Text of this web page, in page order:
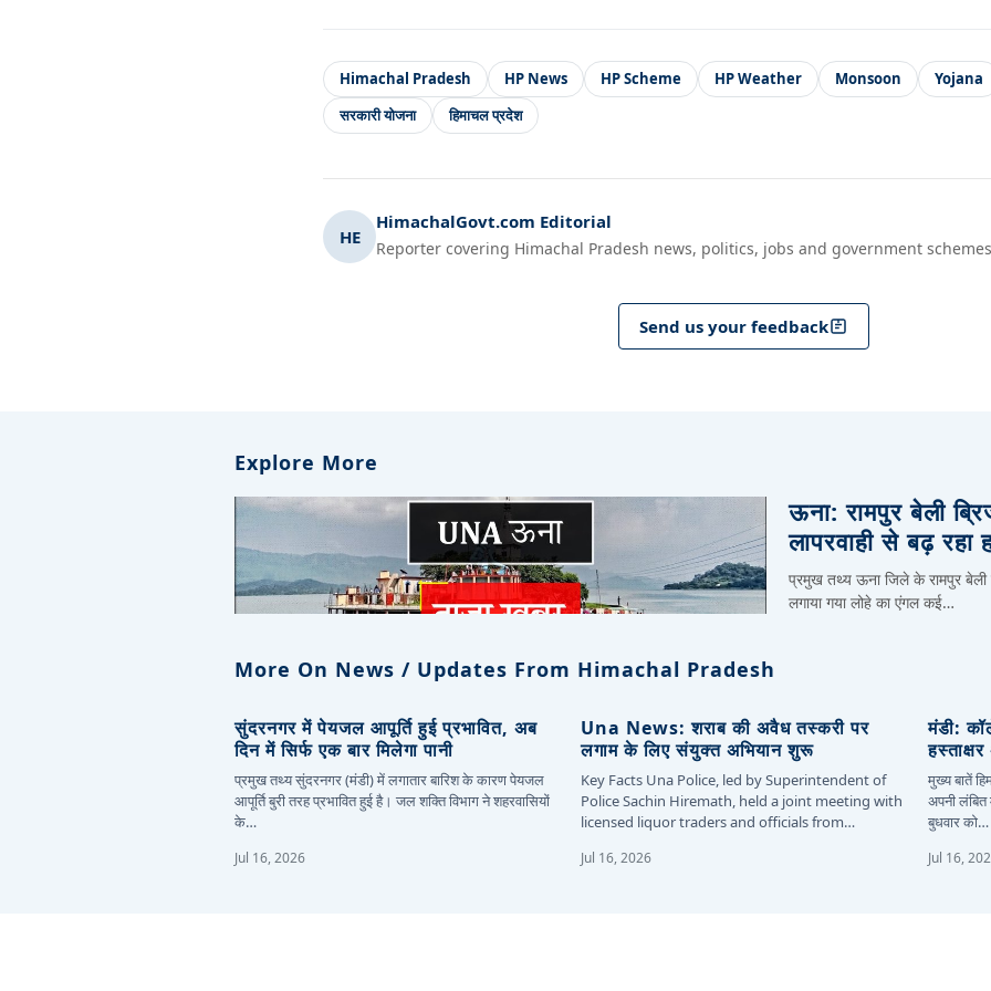
Himachal Pradesh HP News HP Scheme HP Weather Monsoon Yojana
सरकारी योजना
हिमाचल प्रदेश
HE
HimachalGovt.com Editorial
Reporter covering Himachal Pradesh news, politics, jobs and government
Send us your feedback
Explore More
ऊना: रामपुर बेली
लापरवाही से बढ़ रहा
प्रमुख तथ्य ऊना जिले के रामपुर बेली
लगाया गया लोहे का एंगल कई…
More On News / Updates From Himachal Pradesh
सुंदरनगर में पेयजल आपूर्ति हुई प्रभावित, अब
दिन में सिर्फ एक बार मिलेगा पानी
प्रमुख तथ्य सुंदरनगर (मंडी) में लगातार बारिश के कारण पेयजल
आपूर्ति बुरी तरह प्रभावित हुई है। जल शक्ति विभाग ने शहरवासियों
के…
Jul 16, 2026
Una News: शराब की अवैध तस्करी पर
लगाम के लिए संयुक्त अभियान शुरू
Key Facts Una Police, led by Superintendent of
Police Sachin Hiremath, held a joint meeting with
licensed liquor traders and officials from…
Jul 16, 2026
मंडी:
मुख्य बातें
अपनी लंबित
बुधवार को…
Jul 16,